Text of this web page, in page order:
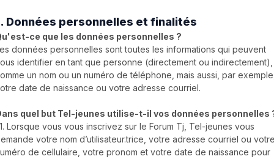
Données personnelles et finalités
ce que les données personnelles ?
données personnelles sont toutes les informations qui peuvent
identifier en tant que personne (directement ou indirectement),
un nom ou un numéro de téléphone, mais aussi, par
date de naissance ou votre adresse courriel.
quel but Tel-jeunes utilise-t-il vos données personnelles
Lorsque vous vous inscrivez sur le Forum Tj, Tel-jeunes vous
votre nom d’utilisateur.trice, votre adresse courriel ou
de cellulaire, votre pronom et votre date de naissance pour